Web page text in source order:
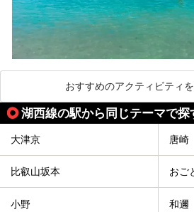
おすすめのアクティビティ
湖西線の駅から同じテーマで探
大津京 唐崎
比叡山坂本 おご
小野 和邇